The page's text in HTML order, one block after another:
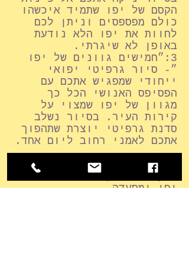
הקסם של יפו שתמיד איכשהו
כולם מפספסים וניתן לכם
לחוות את יפו הלא נודעת
באופן לא שיגרתי.
3:״חמישים גוונים של יפו
״- סיור גרפיטי יפואי
ייחודי שמפגיש אתכם עם
הפסיפס האנושי הכל כך
מגוון של יפו שמצוי על
קירות העיר. בסיור נשלב
סדנת גרפיטי יוצרת שתהפוך
אתכם לאמני רחוב ליום אחד.
בכל הפעילויות ניתן לשלב
שחקני רחוב, שייט מול חופי
יפו ומסעדה